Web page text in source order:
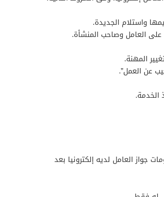
واستلام الجديدة.
العامل وصاحب المنشأة.
المهنة.
عن العمل”.
الخدمة.
العامل لديه إلكترونيا بعد